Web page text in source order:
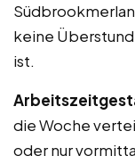
keine
ist.
die Woche
oder nur